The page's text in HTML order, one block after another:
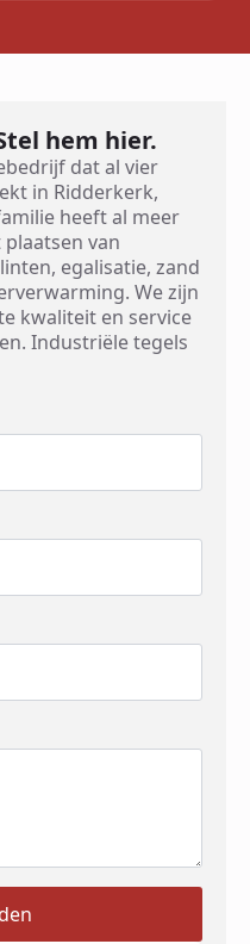
hem hier.
dat al vier
in Ridderkerk,
heeft al meer
van
egalisatie, zand
We zijn
kwaliteit en service
Industriële tegels